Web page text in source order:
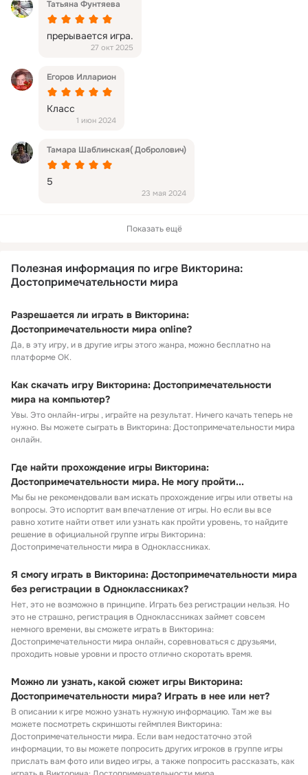
Татьяна Фунтяева
прерывается игра.
27 окт 2025
Егоров Илларион
Класс
1 июн 2024
Тамара Шаблинская( Добролович)
5
23 мая 2024
Показать ещё
Полезная информация по игре Викторина:
Достопримечательности мира
Разрешается ли играть в Викторина:
Достопримечательности мира online?
Да, в эту игру, и в другие игры этого жанра, можно бесплатно на
платформе ОК.
Как скачать игру Викторина: Достопримечательности
мира на компьютер?
Увы. Это онлайн-игры , играйте на результат. Ничего качать теперь не
нужно. Вы можете сыграть в Викторина: Достопримечательности мира
онлайн.
Где найти прохождение игры Викторина:
Достопримечательности мира. Не могу пройти...
Мы бы не рекомендовали вам искать прохождение игры или ответы на
вопросы. Это испортит вам впечатление от игры. Но если вы все
равно хотите найти ответ или узнать как пройти уровень, то найдите
решение в официальной группе игры Викторина:
Достопримечательности мира в Одноклассниках.
Я смогу играть в Викторина: Достопримечательности мира
без регистрации в Одноклассниках?
Нет, это не возможно в принципе. Играть без регистрации нельзя. Но
это не страшно, регистрация в Одноклассниках займет совсем
немного времени, вы сможете играть в Викторина:
Достопримечательности мира онлайн, соревноваться с друзьями,
проходить новые уровни и просто отлично скоротать время.
Можно ли узнать, какой сюжет игры Викторина:
Достопримечательности мира? Играть в нее или нет?
В описании к игре можно узнать нужную информацию. Там же вы
можете посмотреть скриншоты геймплея Викторина:
Достопримечательности мира. Если вам недостаточно этой
информации, то вы можете попросить других игроков в группе игры
прислать вам фото или видео игры, а также попросить рассказать, как